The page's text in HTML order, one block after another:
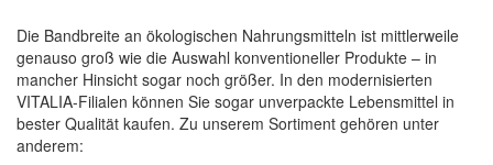
Die Bandbreite an ökologischen Nahrungsmitteln ist mittlerweile
genauso groß wie die Auswahl konventioneller Produkte – in
mancher Hinsicht sogar noch größer. In den modernisierten
VITALIA-Filialen können Sie sogar unverpackte Lebensmittel in
bester Qualität kaufen. Zu unserem Sortiment gehören unter
anderem: